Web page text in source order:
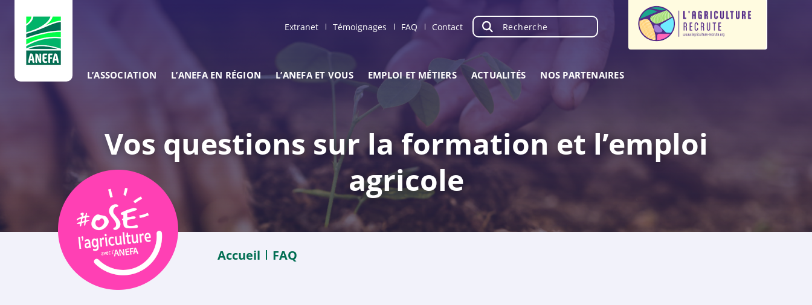
Extranet Témoignages FAQ Contact Recherche
OK
L’ASSOCIATION L’ANEFA EN RÉGION L’ANEFA ET VOUS EMPLOI ET MÉTIERS ACTUALITÉS NOS PARTENAIRES
Vos questions sur la formation et l’emploi
agricole
Accueil FAQ